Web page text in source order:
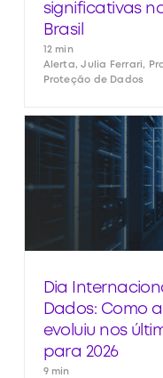
significativas
Brasil
12 min
Alerta, Julia Ferrari,
Proteção de Dados
Dia
Dados: Como
evoluiu nos
para 2026
9 min